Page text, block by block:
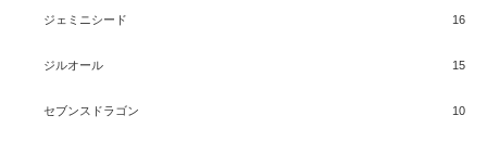
ジェミニシード 16
ジルオール 15
セブンスドラゴン 10